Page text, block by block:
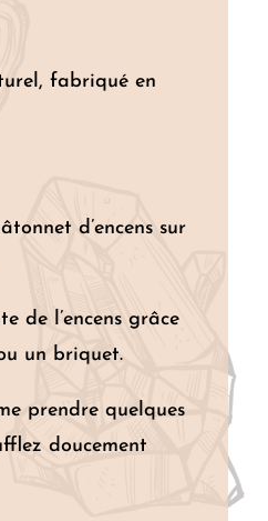
fabriqué en
d’encens sur
de l’encens grâce
un briquet.
prendre quelques
doucement